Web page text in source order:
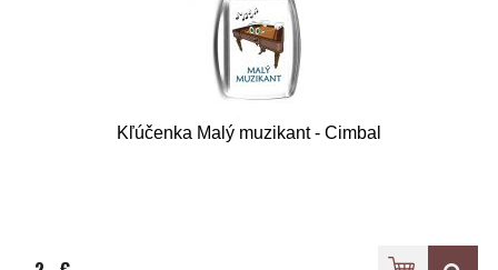
Kľúčenka Malý muzikant - Cimbal